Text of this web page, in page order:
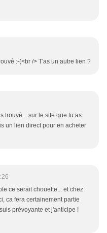
:-(<br /> T'as un autre lien ?
trouvé... sur le site que tu as
un lien direct pour en acheter
ce serait chouette... et chez
ca fera certainement partie
prévoyante et j'anticipe !